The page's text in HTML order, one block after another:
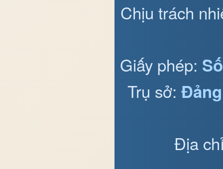
Chịu trách
Giấy phép:
Trụ sở:
Địa